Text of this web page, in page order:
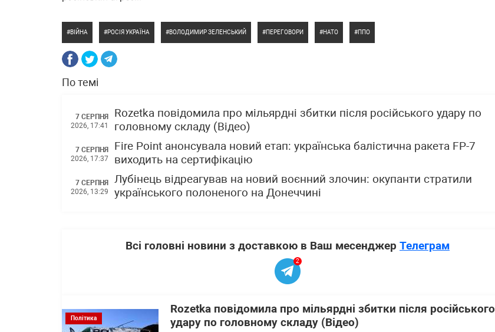
ВІЙНА РОСІЯ УКРАЇНА ВОЛОДИМИР ЗЕЛЕНСЬКИЙ ПЕРЕГОВОРИ НАТО ППО
По темі
7 СЕРПНЯ
2026, 17:41
Rozetka повідомила про мільярдні збитки після російського удару по
головному складу (Відео)
7 СЕРПНЯ
2026, 17:37
Fire Point анонсувала новий етап: українська балістична ракета FP-7
виходить на сертифікацію
7 СЕРПНЯ
2026, 13:29
Лубінець відреагував на новий воєнний злочин: окупанти стратили
українського полоненого на Донеччині
Всі головні новини з доставкою в Ваш месенджер Телеграм
2
Політика
Rozetka повідомила про мільярдні збитки після російського
удару по головному складу (Відео)